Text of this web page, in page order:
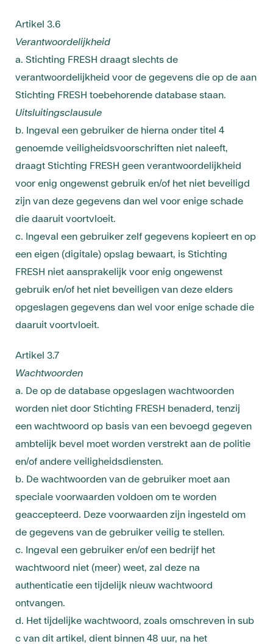
Artikel 3.6
Verantwoordelijkheid
a. Stichting FRESH draagt slechts de
verantwoordelijkheid voor de gegevens die op de aan
Stichting FRESH toebehorende database staan.
Uitsluitingsclausule
b. Ingeval een gebruiker de hierna onder titel 4
genoemde veiligheidsvoorschriften niet naleeft,
draagt Stichting FRESH geen verantwoordelijkheid
voor enig ongewenst gebruik en/of het niet beveiligd
zijn van deze gegevens dan wel voor enige schade
die daaruit voortvloeit.
c. Ingeval een gebruiker zelf gegevens kopieert en op
een eigen (digitale) opslag bewaart, is Stichting
FRESH niet aansprakelijk voor enig ongewenst
gebruik en/of het niet beveiligen van deze elders
opgeslagen gegevens dan wel voor enige schade die
daaruit voortvloeit.
Artikel 3.7
Wachtwoorden
a. De op de database opgeslagen wachtwoorden
worden niet door Stichting FRESH benaderd, tenzij
een wachtwoord op basis van een bevoegd gegeven
ambtelijk bevel moet worden verstrekt aan de politie
en/of andere veiligheidsdiensten.
b. De wachtwoorden van de gebruiker moet aan
speciale voorwaarden voldoen om te worden
geaccepteerd. Deze voorwaarden zijn ingesteld om
de gegevens van de gebruiker veilig te stellen.
c. Ingeval een gebruiker en/of een bedrijf het
wachtwoord niet (meer) weet, zal deze na
authenticatie een tijdelijk nieuw wachtwoord
ontvangen.
d. Het tijdelijke wachtwoord, zoals omschreven in sub
c van dit artikel, dient binnen 48 uur, na het